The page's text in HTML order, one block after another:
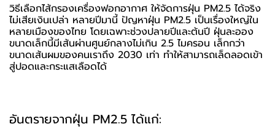
วิธีเลือกไส้กรองเครื่องฟอกอากาศ ให้จัดการฝุ่น PM2.5 ได้จริง
ไม่เสียเงินเปล่า หลายปีมานี้ ปัญหาฝุ่น PM2.5 เป็นเรื่องใหญ่ใน
หลายเมืองของไทย โดยเฉพาะช่วงปลายปีและต้นปี ฝุ่นละออง
ขนาดเล็กนี้มีเส้นผ่านศูนย์กลางไม่เกิน 2.5 ไมครอน เล็กกว่า
ขนาดเส้นผมของคนเราถึง 2030 เท่า ทำให้สามารถเล็ดลอดเข้า
สู่ปอดและกระแสเลือดได้
อันตรายจากฝุ่น PM2.5 ได้แก่: